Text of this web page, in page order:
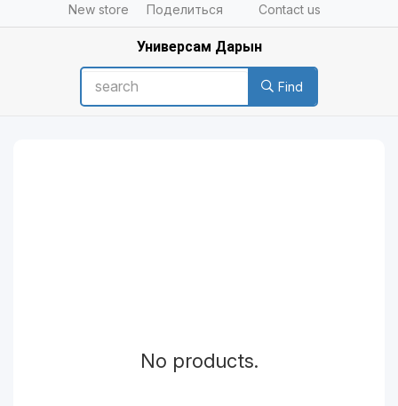
New store Поделиться Contact us
Универсам Дарын
Find
No products.